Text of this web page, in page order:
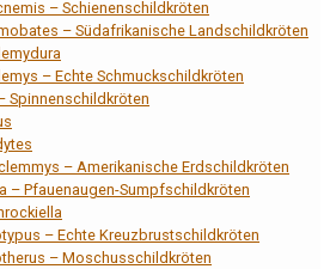
– Schienenschildkröten
– Südafrikanische Landschildkröten
– Echte Schmuckschildkröten
Spinnenschildkröten
– Amerikanische Erdschildkröten
– Pfauenaugen-Sumpfschildkröten
– Echte Kreuzbrustschildkröten
– Moschusschildkröten